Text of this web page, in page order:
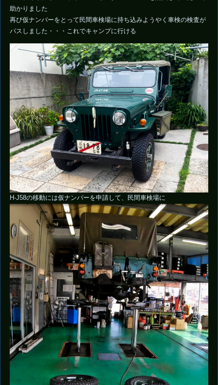
助かりました
再び仮ナンバーをとって民間車検場に持ち込みようやく車検の検査が
パスしました・・・これでキャンプに行ける
H-J58の移動には仮ナンバーを申請して、民間車検場に